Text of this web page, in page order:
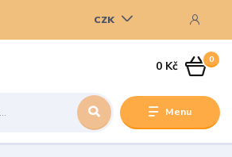
Menu
CZK
0
0 Kč